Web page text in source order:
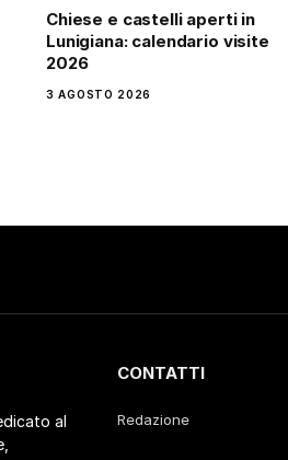
Chiese e castelli aperti in
Lunigiana: calendario visite
2026
3 AGOSTO 2026
al
CONTATTI
Redazione